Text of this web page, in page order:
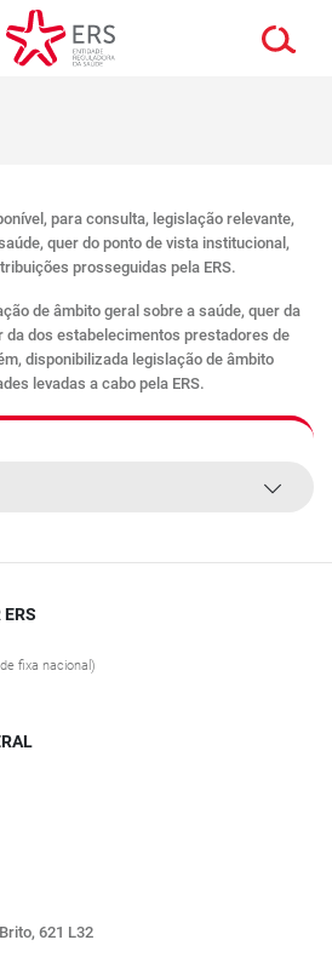
para consulta, legislação relevante,
quer do ponto de vista institucional,
prosseguidas pela ERS.
de âmbito geral sobre a saúde, quer da
da dos estabelecimentos prestadores de
disponibilizada legislação de âmbito
levadas a cabo pela ERS.
fixa nacional)
621 L32